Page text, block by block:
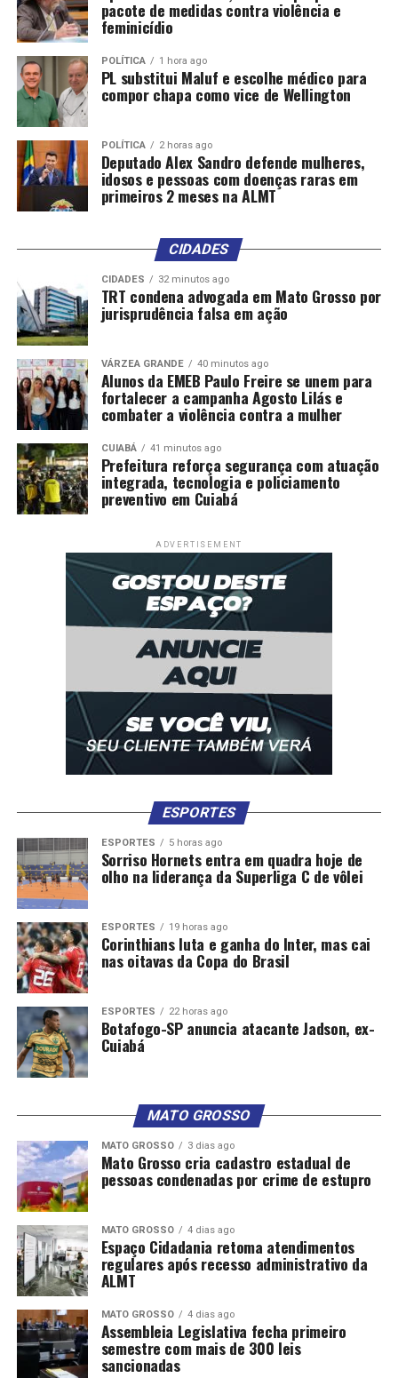
pacote de medidas contra violência e
feminicídio
POLÍTICA 1 hora ago
PL substitui Maluf e escolhe médico para
compor chapa como vice de Wellington
POLÍTICA 2 horas ago
Deputado Alex Sandro defende mulheres,
idosos e pessoas com doenças raras em
primeiros 2 meses na ALMT
CIDADES
CIDADES 32 minutos ago
TRT condena advogada em Mato Grosso por
jurisprudência falsa em ação
VÁRZEA GRANDE 40 minutos ago
Alunos da EMEB Paulo Freire se unem para
fortalecer a campanha Agosto Lilás e
combater a violência contra a mulher
CUIABÁ 41 minutos ago
Prefeitura reforça segurança com atuação
integrada, tecnologia e policiamento
preventivo em Cuiabá
ADVERTISEMENT
ESPORTES
ESPORTES 5 horas ago
Sorriso Hornets entra em quadra hoje de
olho na liderança da Superliga C de vôlei
ESPORTES 19 horas ago
Corinthians luta e ganha do Inter, mas cai
nas oitavas da Copa do Brasil
ESPORTES 22 horas ago
Botafogo-SP anuncia atacante Jadson, ex-
Cuiabá
MATO GROSSO
MATO GROSSO 3 dias ago
Mato Grosso cria cadastro estadual de
pessoas condenadas por crime de estupro
MATO GROSSO 4 dias ago
Espaço Cidadania retoma atendimentos
regulares após recesso administrativo da
ALMT
MATO GROSSO 4 dias ago
Assembleia Legislativa fecha primeiro
semestre com mais de 300 leis
sancionadas